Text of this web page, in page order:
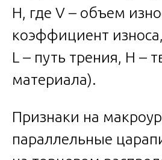
H, где V – объем
коэффициент износа,
L – путь трения, H –
материала).
Признаки на
параллельные